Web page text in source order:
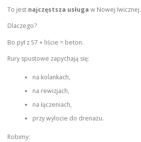
To jest najczęstsza usługa w Nowej Iwicznej.
Dlaczego?
Bo pył z S7 + liście = beton.
Rury spustowe zapychają się:
na kolankach,
na rewizjach,
na łączeniach,
przy wylocie do drenażu.
Robimy: